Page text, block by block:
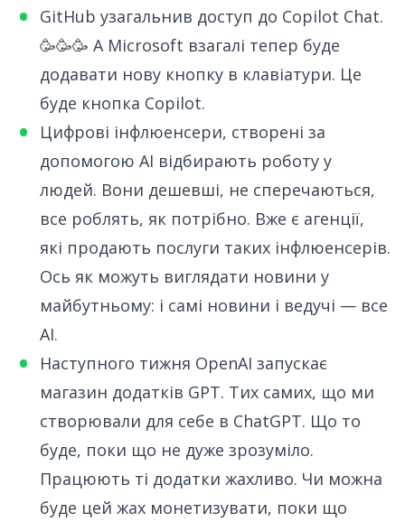
GitHub узагальнив доступ до Copilot Chat.
🥳🥳🥳 А Microsoft взагалі тепер буде
додавати нову кнопку в клавіатури. Це
буде кнопка Copilot.
Цифрові інфлюенсери, створені за
допомогою AI відбирають роботу у
людей. Вони дешевші, не сперечаються,
все роблять, як потрібно. Вже є агенції,
які продають послуги таких інфлюенсерів.
Ось як можуть виглядати новини у
майбутньому: і самі новини і ведучі — все
AI.
Наступного тижня OpenAI запускає
магазин додатків GPT. Тих самих, що ми
створювали для себе в ChatGPT. Що то
буде, поки що не дуже зрозуміло.
Працюють ті додатки жахливо. Чи можна
буде цей жах монетизувати, поки що